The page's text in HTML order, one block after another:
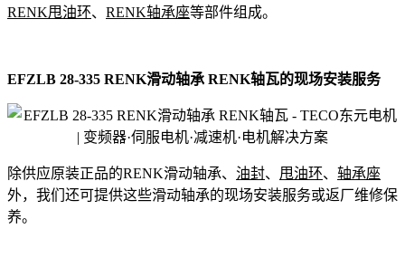
RENK甩油环、 RENK轴承座等部件组成。
EFZLB 28-335 RENK滑动轴承 RENK轴瓦的现场安装服务
除供应原装正品的RENK滑动轴承、 油封、 甩油环、 轴承座
外，我们还可提供这些滑动轴承的现场安装服务或返厂维修保
养。